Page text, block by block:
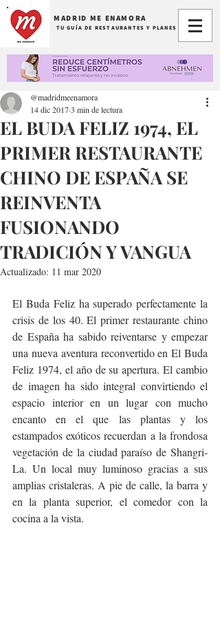
MADRID ME ENAMORA
TU GUÍA DE RESTAURANTES Y PLANES
EL BUDA FELIZ 1974, EL
PRIMER RESTAURANTE
CHINO DE ESPAÑA SE
REINVENTA
FUSIONANDO
TRADICIÓN Y VANGUA
@madridmeenamora
14 dic 20173 min de lectura
Actualizado: 11 mar 2020
El Buda Feliz ha superado perfectamente la
crisis de los 40. El primer restaurante chino
de España ha sabido reiventarse y empezar
una nueva aventura reconvertido en El Buda
Feliz 1974, el año de su apertura. El cambio
de imagen ha sido integral convirtiendo el
espacio interior en un lugar con mucho
encanto en el que las plantas y los
estampados exóticos recuerdan a la frondosa
vegetación de la ciudad paraíso de Shangri-
La. Un local muy luminoso gracias a sus
amplias cristaleras. A pie de calle, la barra y
en la planta superior, el comedor con la
cocina a la vista.